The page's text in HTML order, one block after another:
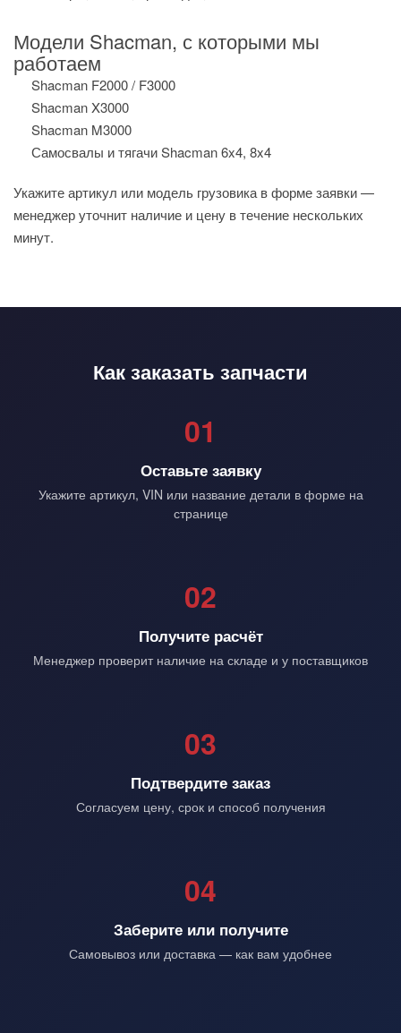
Модели Shacman, с которыми мы
работаем
Shacman F2000 / F3000
Shacman X3000
Shacman M3000
Самосвалы и тягачи Shacman 6x4, 8x4
Укажите артикул или модель грузовика в форме заявки —
менеджер уточнит наличие и цену в течение нескольких
минут.
Как заказать запчасти
01
Оставьте заявку
Укажите артикул, VIN или название детали в форме на
странице
02
Получите расчёт
Менеджер проверит наличие на складе и у поставщиков
03
Подтвердите заказ
Согласуем цену, срок и способ получения
04
Заберите или получите
Самовывоз или доставка — как вам удобнее